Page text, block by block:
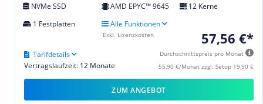
NVMe SSD AMD EPYC™ 9645
12 Kerne
1 Festplatten
Alle Funktionen
57,56 €*
Durchschnittspreis pro Monat
55,90 €/Monat zzgl. Setup 19,90 €
Vertragslaufzeit: 12 Monate
Tarifdetails
Exkl. Lizenzkosten
ZUM ANGEBOT